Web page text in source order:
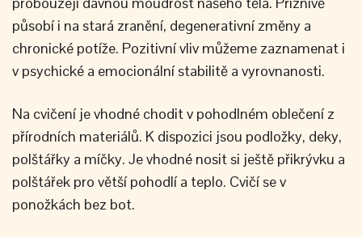
působí i na stará zranění, degenerativní změny a
chronické potíže. Pozitivní vliv můžeme zaznamenat i
v psychické a emocionální stabilitě a vyrovnanosti.
Na cvičení je vhodné chodit v pohodlném oblečení z
přírodních materiálů. K dispozici jsou podložky, deky,
polštářky a míčky. Je vhodné nosit si ještě přikrývku a
polštářek pro větší pohodlí a teplo. Cvičí se v
ponožkách bez bot.